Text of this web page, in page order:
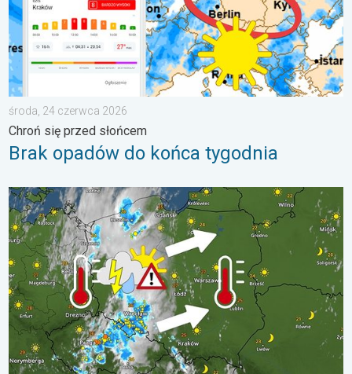
środa, 24 czerwca 2026
Chroń się przed słońcem
Brak opadów do końca tygodnia
33 stopnie w cieniu i wędrujące nawałnice. Groźna i